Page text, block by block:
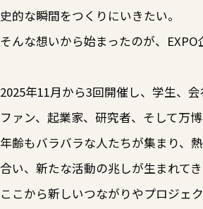
史的な瞬間をつくりにいきたい。
そんな想いから始まったのが、EXPO
2025年11月から3回開催し、学生、
ファン、起業家、研究者、そして万
年齢もバラバラな人たちが集まり、
合い、新たな活動の兆しが生まれてき
ここから新しいつながりやプロジェ